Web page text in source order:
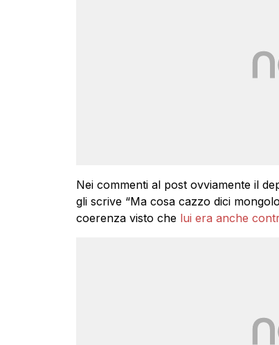
Nei commenti al post ovviamente il
gli scrive “Ma cosa cazzo dici
coerenza visto chelui era anche